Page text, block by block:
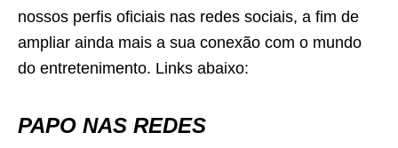
nossos perfis oficiais nas redes sociais, a fim de
ampliar ainda mais a sua conexão com o mundo
do entretenimento. Links abaixo:
PAPO NAS REDES